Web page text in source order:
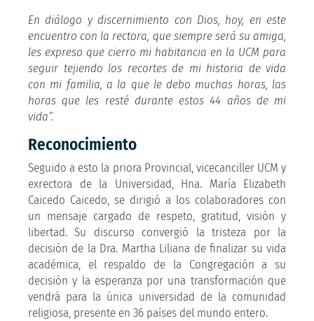
En diálogo y discernimiento con Dios, hoy, en este
encuentro con la rectora, que siempre será su amiga,
les expreso que cierro mi habitancia en la UCM para
seguir tejiendo los recortes de mi historia de vida
con mi familia, a la que le debo muchas horas, las
horas que les resté durante estos 44 años de mi
vida”.
Reconocimiento
Seguido a esto la priora Provincial, vicecanciller UCM y
exrectora de la Universidad, Hna. María Elizabeth
Caicedo Caicedo, se dirigió a los colaboradores con
un mensaje cargado de respeto, gratitud, visión y
libertad. Su discurso convergió la tristeza por la
decisión de la Dra. Martha Liliana de finalizar su vida
académica, el respaldo de la Congregación a su
decisión y la esperanza por una transformación que
vendrá para la única universidad de la comunidad
religiosa, presente en 36 países del mundo entero.